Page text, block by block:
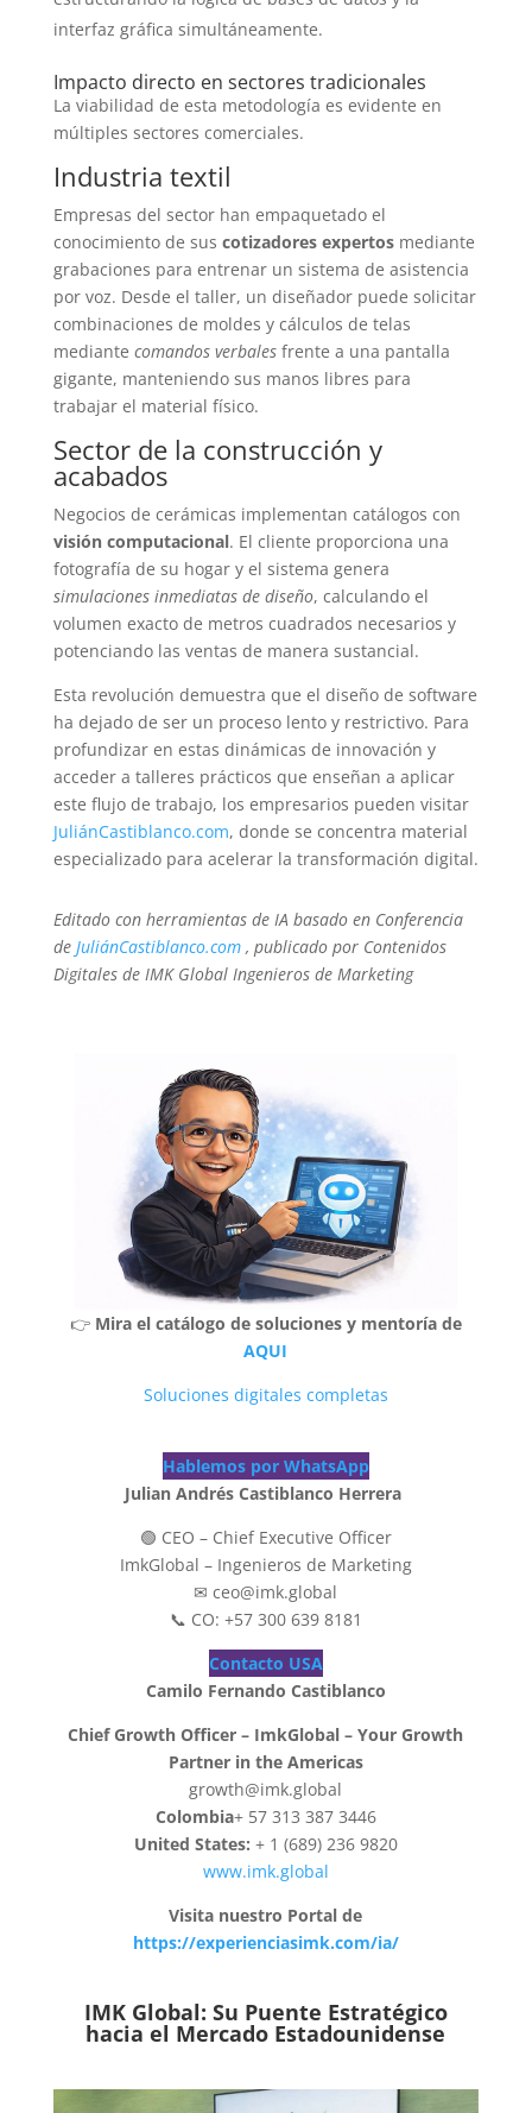
interfaz gráfica simultáneamente.
Impacto directo en sectores tradicionales
La viabilidad de esta metodología es evidente en
múltiples sectores comerciales.
Industria textil
Empresas del sector han empaquetado el
conocimiento de sus cotizadores expertosmediante
grabaciones para entrenar un sistema de asistencia
por voz. Desde el taller, un diseñador puede solicitar
combinaciones de moldes y cálculos de telas
mediante comandos verbalesfrente a una pantalla
gigante, manteniendo sus manos libres para
trabajar el material físico.
Sector de la construcción y
acabados
Negocios de cerámicas implementan catálogos con
visión computacional. El cliente proporciona una
fotografía de su hogar y el sistema genera
simulaciones inmediatas de diseño, calculando el
volumen exacto de metros cuadrados necesarios y
potenciando las ventas de manera sustancial.
Esta revolución demuestra que el diseño de software
ha dejado de ser un proceso lento y restrictivo. Para
profundizar en estas dinámicas de innovación y
acceder a talleres prácticos que enseñan a aplicar
este flujo de trabajo, los empresarios pueden visitar
JuliánCastiblanco.com, donde se concentra material
especializado para acelerar la transformación digital.
Editado con herramientas de IA basado en Conferencia
de JuliánCastiblanco.com, publicado por Contenidos
Digitales de IMK Global Ingenieros de Marketing
👉 Mira el catálogo de soluciones y mentoría de
AQUI
Soluciones digitales completas
Hablemos por WhatsApp
Julian Andrés Castiblanco Herrera
🟢 CEO – Chief Executive Officer
ImkGlobal – Ingenieros de Marketing
✉ ceo@imk.global
📞 CO: +57 300 639 8181
Contacto USA
Camilo Fernando Castiblanco
Chief Growth Officer – ImkGlobal – Your Growth
Partner in the Americas
growth@imk.global
Colombia+ 57 313 387 3446
United States: + 1 (689) 236 9820
www.imk.global
Visita nuestro Portal de
https://experienciasimk.com/ia/
IMK Global: Su Puente Estratégico
hacia el Mercado Estadounidense